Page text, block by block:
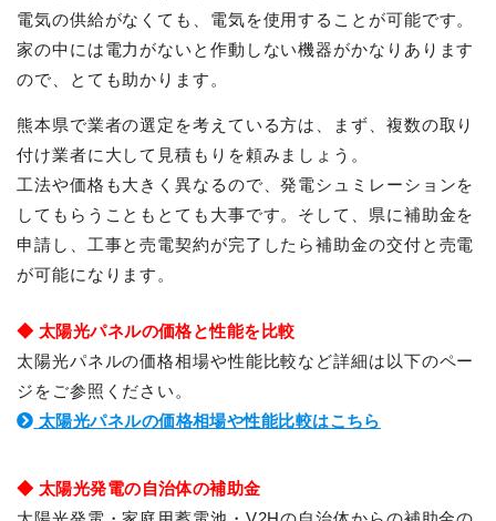
電気の供給がなくても、電気を使用することが可能です。
家の中には電力がないと作動しない機器がかなりあります
ので、とても助かります。
熊本県で業者の選定を考えている方は、まず、複数の取り
付け業者に大して見積もりを頼みましょう。
工法や価格も大きく異なるので、発電シュミレーションを
してもらうこともとても大事です。そして、県に補助金を
申請し、工事と売電契約が完了したら補助金の交付と売電
が可能になります。
◆ 太陽光パネルの価格と性能を比較
太陽光パネルの価格相場や性能比較など詳細は以下のペー
ジをご参照ください。
太陽光パネルの価格相場や性能比較はこちら
◆ 太陽光発電の自治体の補助金